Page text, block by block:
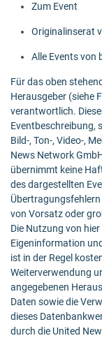
Zum Event
Originalinserat
Alle Events von
Für das oben
Herausgeber (siehe
verantwortlich.
Eventbeschreibung,
Bild-, Ton-, Video-,
News Network
übernimmt keine
des dargestellten
Übertragungsfehlern
von Vorsatz oder
Die Nutzung von
Eigeninformation
ist in der Regel
Weiterverwendung
angegebenen
Daten sowie die
dieses
durch die United